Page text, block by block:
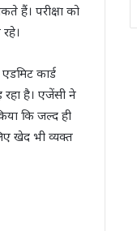
हैं। परीक्षा को
कार्ड
है। एजेंसी ने
कि जल्द ही
खेद भी व्यक्त